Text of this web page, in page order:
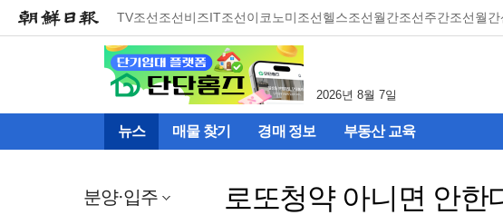
TV조선조선비즈IT조선이코노미조선헬스조선월간조선주간조선월간
2026년 8월 7일
뉴스 매물 찾기 경매 정보 부동산 교육
분양·입주 로또청약 아니면 안